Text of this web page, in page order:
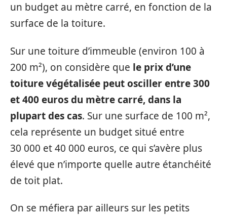
un budget au mètre carré, en fonction de la
surface de la toiture.
Sur une toiture d’immeuble (environ 100 à
200 m²), on considère que le prix d’une
toiture végétalisée peut osciller entre 300
et 400 euros du mètre carré, dans la
plupart des cas. Sur une surface de 100 m²,
cela représente un budget situé entre
30 000 et 40 000 euros, ce qui s’avère plus
élevé que n’importe quelle autre étanchéité
de toit plat.
On se méfiera par ailleurs sur les petits